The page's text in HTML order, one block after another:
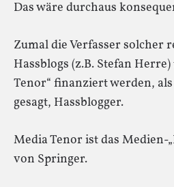
Das wäre durchaus
Zumal die Verfasser solcher
Hassblogs (z.B. Stefan
Tenor“ finanziert werden, als
gesagt, Hassblogger.
Media Tenor ist das Medien-
von Springer.